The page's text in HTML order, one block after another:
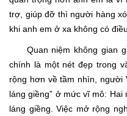
trợ, giúp đỡ thì người hàng
khi anh em ở xa không có
Quan niệm không gian
chính là một nét đẹp trong
rộng hơn về tầm nhìn, người
láng giềng” ở mức vĩ mô:
láng giềng. Việc mở rộng